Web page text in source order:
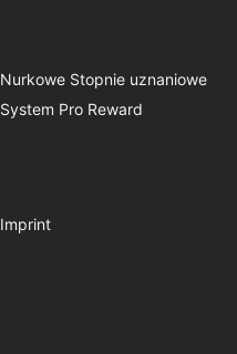
Nurkowe Stopnie uznaniowe
System Pro Reward
Imprint